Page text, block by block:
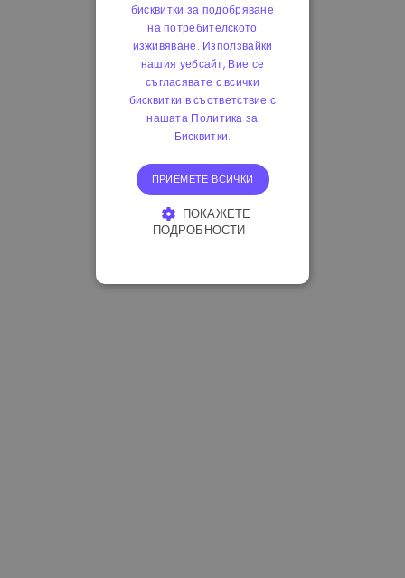
бисквитки за подобряване
на потребителското
изживяване. Използвайки
нашия уебсайт, Вие се
съгласявате с всички
бисквитки в съответствие с
нашата Политика за
Бисквитки.
ПРИЕМЕТЕ ВСИЧКИ
ПОКАЖЕТЕ
ПОДРОБНОСТИ